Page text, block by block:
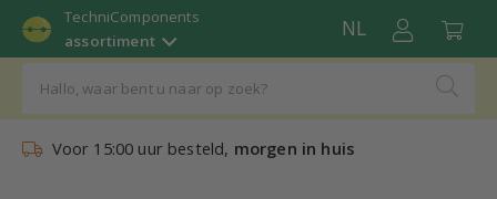
TechniComponents
assortiment
NL
Voor 15:00 uur besteld, morgen in huis